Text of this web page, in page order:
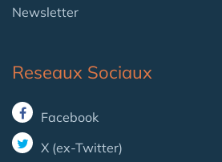
Newsletter
Reseaux Sociaux
Facebook
X (ex-Twitter)